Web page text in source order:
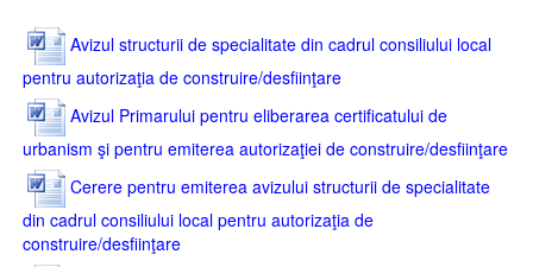
Avizul structurii de specialitate din cadrul consiliului local
pentru autorizaţia de construire/desfiinţare
Avizul Primarului pentru eliberarea certificatului de
urbanism şi pentru emiterea autorizaţiei de construire/desfiinţare
Cerere pentru emiterea avizului structurii de specialitate
din cadrul consiliului local pentru autorizaţia de
construire/desfiinţare